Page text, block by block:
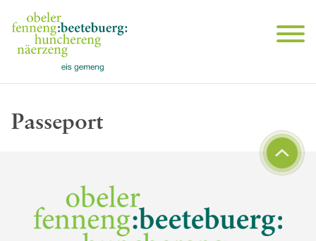
Passeport